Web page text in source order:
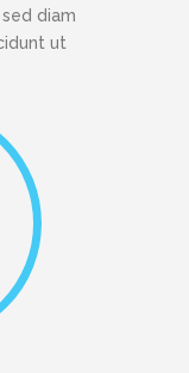
diam
ut